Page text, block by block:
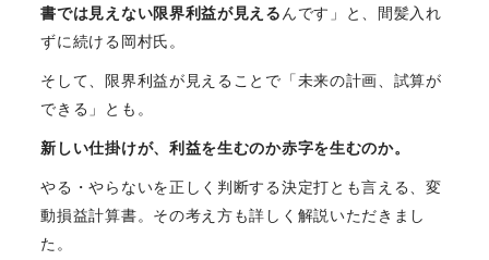
書では見えない限界利益が見えるんです」と、間髪入れ
ずに続ける岡村氏。
そして、限界利益が見えることで「未来の計画、試算が
できる」とも。
新しい仕掛けが、利益を生むのか赤字を生むのか。
やる・やらないを正しく判断する決定打とも言える、変
動損益計算書。その考え方も詳しく解説いただきまし
た。